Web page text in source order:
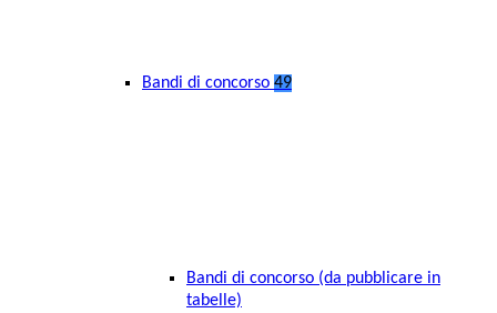
Bandi di concorso 49
Bandi di concorso (da pubblicare in
tabelle)